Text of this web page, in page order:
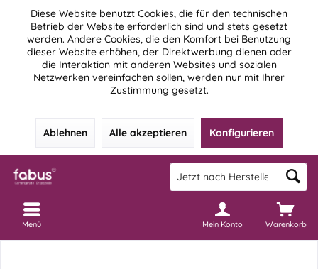
Diese Website benutzt Cookies, die für den technischen
Betrieb der Website erforderlich sind und stets gesetzt
werden. Andere Cookies, die den Komfort bei Benutzung
dieser Website erhöhen, der Direktwerbung dienen oder
die Interaktion mit anderen Websites und sozialen
Netzwerken vereinfachen sollen, werden nur mit Ihrer
Zustimmung gesetzt.
Ablehnen Alle akzeptieren Konfigurieren
Warenkorb
Mein Konto
Menü